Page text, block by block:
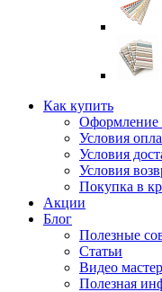
Как купить
Оформление
Условия
Условия
Условия
Покупка в
Акции
Блог
Полезные
Статьи
Видео
Полезная